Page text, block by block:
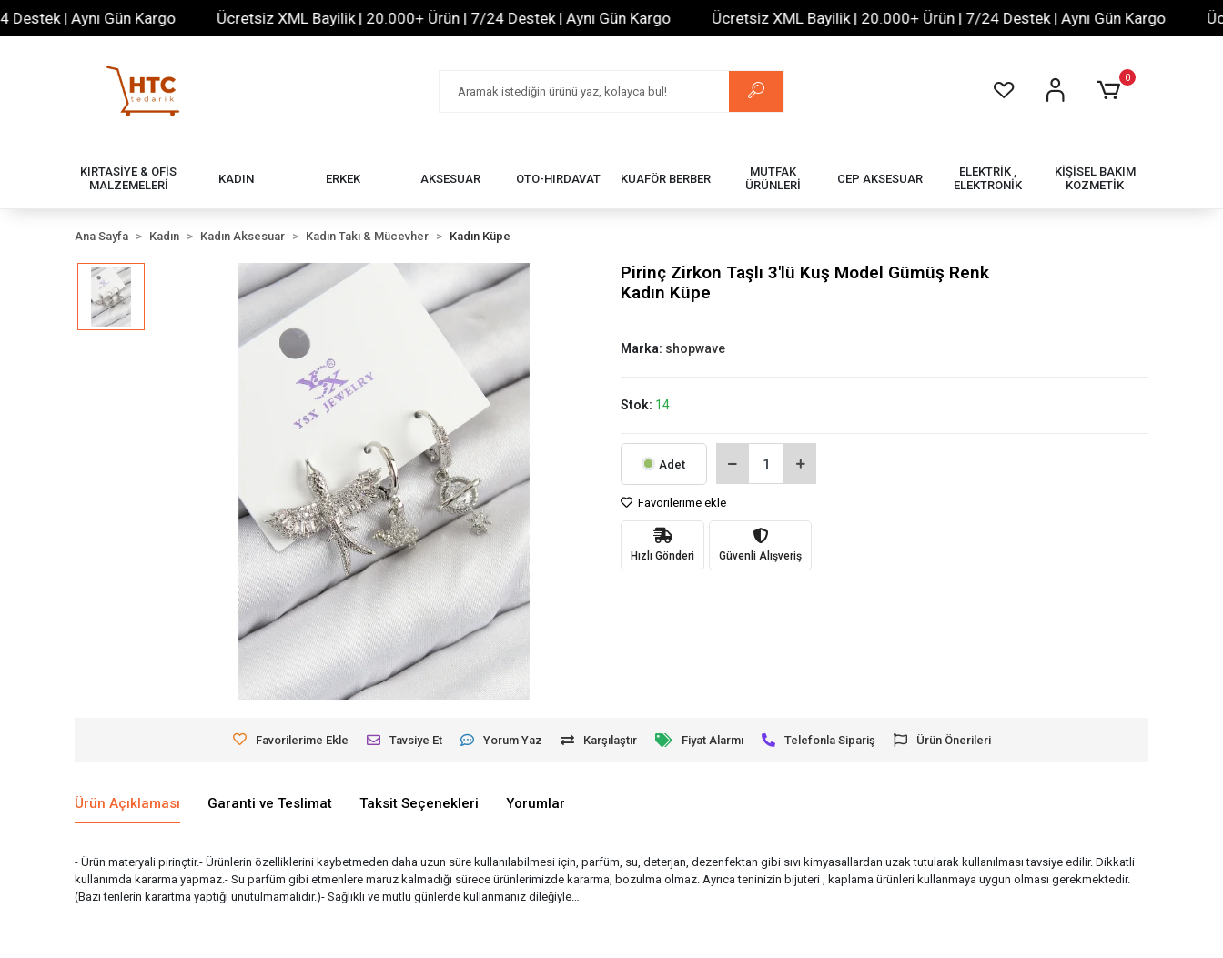
| Aynı Gün Kargo Ücretsiz XML Bayilik | 20.000+ Ürün | 7/24 Destek | Aynı Gün Kargo Ücretsiz XML Bayilik | 20.000+ Ürün | 7/24 Destek | Aynı Gün Kargo
0
KIRTASİYE & OFİS
MALZEMELERİ
KADIN ERKEK AKSESUAR OTO-HIRDAVAT KUAFÖR BERBER
MUTFAK
ÜRÜNLERİ
CEP AKSESUAR
ELEKTRİK ,
ELEKTRONİK
KİŞİSEL BAKIM
KOZMETİK
Ana Sayfa Kadın Kadın Aksesuar Kadın Takı & Mücevher Kadın Küpe
Pirinç Zirkon Taşlı 3'lü Kuş Model Gümüş Renk
Kadın Küpe
Marka: shopwave
Stok: 14
Adet
Favorilerime ekle
Hızlı Gönderi Güvenli Alışveriş
Favorilerime Ekle Tavsiye Et Yorum Yaz Karşılaştır Fiyat Alarmı Telefonla Sipariş Ürün Önerileri
Ürün Açıklaması Garanti ve Teslimat Taksit Seçenekleri Yorumlar
- Ürün materyali pirinçtir.- Ürünlerin özelliklerini kaybetmeden daha uzun süre kullanılabilmesi için, parfüm, su, deterjan, dezenfektan gibi sıvı kimyasallardan uzak tutularak kullanılması tavsiye edilir. Dikkatli
kullanımda kararma yapmaz.- Su parfüm gibi etmenlere maruz kalmadığı sürece ürünlerimizde kararma, bozulma olmaz. Ayrıca teninizin bijuteri , kaplama ürünleri kullanmaya uygun olması gerekmektedir.
(Bazı tenlerin karartma yaptığı unutulmamalıdır.)- Sağlıklı ve mutlu günlerde kullanmanız dileğiyle…